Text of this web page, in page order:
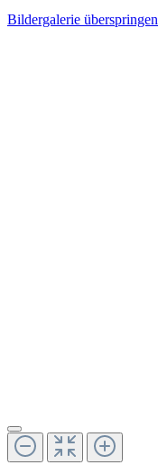
Bildergalerie überspringen